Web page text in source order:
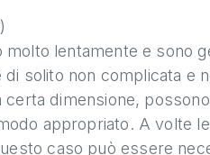
lentamente e sono
solito non complicata e
dimensione,
appropriato. A volte
caso può essere